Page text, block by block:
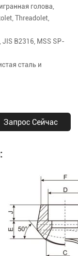
голова,
Threadolet,
B2316, MSS SP-
сталь и
Запрос Сейчас